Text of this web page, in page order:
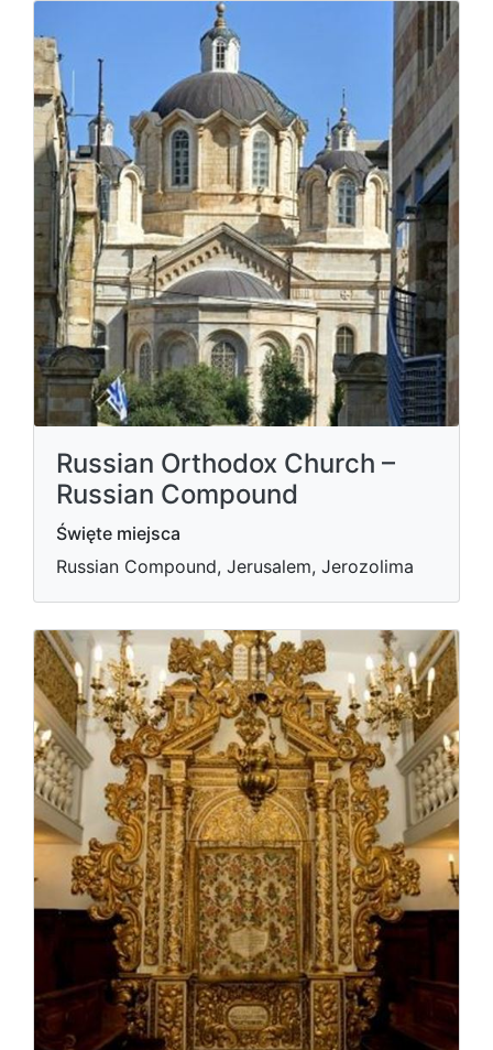
Russian Orthodox Church –
Russian Compound
Święte miejsca
Russian Compound, Jerusalem, Jerozolima